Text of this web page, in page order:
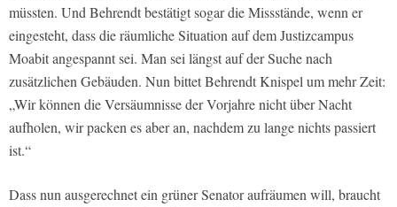
müssten. Und Behrendt bestätigt sogar die Missstände, wenn er
eingesteht, dass die räumliche Situation auf dem Justizcampus
Moabit angespannt sei. Man sei längst auf der Suche nach
zusätzlichen Gebäuden. Nun bittet Behrendt Knispel um mehr Zeit:
„Wir können die Versäumnisse der Vorjahre nicht über Nacht
aufholen, wir packen es aber an, nachdem zu lange nichts passiert
ist.“
Dass nun ausgerechnet ein grüner Senator aufräumen will, braucht